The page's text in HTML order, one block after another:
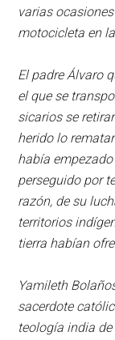
varias
motocicleta en
El padre Álvaro
el que se
sicarios se
herido lo
había
perseguido por
razón, de su
territorios
tierra habían
Yamileth
sacerdote
teología india